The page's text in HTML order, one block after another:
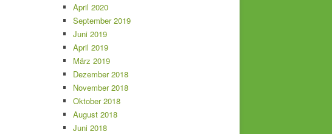
April 2020
September 2019
Juni 2019
April 2019
März 2019
Dezember 2018
November 2018
Oktober 2018
August 2018
Juni 2018